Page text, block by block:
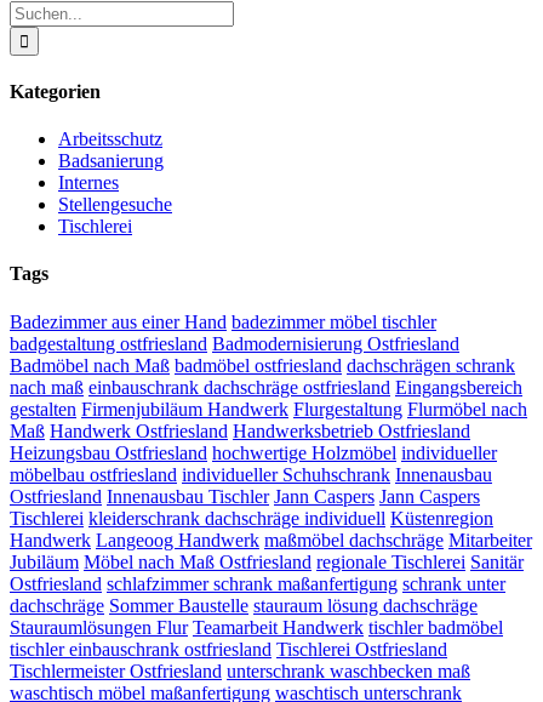
Suche
nach:
Kategorien
Arbeitsschutz
Badsanierung
Internes
Stellengesuche
Tischlerei
Tags
Badezimmer aus einer Hand badezimmer möbel tischler
badgestaltung ostfriesland Badmodernisierung Ostfriesland
Badmöbel nach Maß badmöbel ostfriesland dachschrägen schrank
nach maß einbauschrank dachschräge ostfriesland Eingangsbereich
gestalten Firmenjubiläum Handwerk Flurgestaltung Flurmöbel nach
Maß Handwerk Ostfriesland Handwerksbetrieb Ostfriesland
Heizungsbau Ostfriesland hochwertige Holzmöbel individueller
möbelbau ostfriesland individueller Schuhschrank Innenausbau
Ostfriesland Innenausbau Tischler Jann Caspers Jann Caspers
Tischlerei kleiderschrank dachschräge individuell Küstenregion
Handwerk Langeoog Handwerk maßmöbel dachschräge Mitarbeiter
Jubiläum Möbel nach Maß Ostfriesland regionale Tischlerei Sanitär
Ostfriesland schlafzimmer schrank maßanfertigung schrank unter
dachschräge Sommer Baustelle stauraum lösung dachschräge
Stauraumlösungen Flur Teamarbeit Handwerk tischler badmöbel
tischler einbauschrank ostfriesland Tischlerei Ostfriesland
Tischlermeister Ostfriesland unterschrank waschbecken maß
waschtisch möbel maßanfertigung waschtisch unterschrank